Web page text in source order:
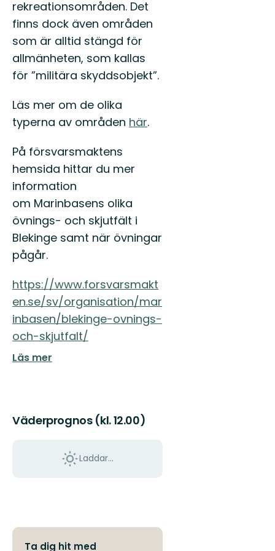
rekreationsområden. Det
finns dock även områden
som är alltid stängd för
allmänheten, som kallas
för ”militära skyddsobjekt”.
Läs mer om de olika
typerna av områden här.
På försvarsmaktens
hemsida hittar du mer
information
om Marinbasens olika
övnings- och skjutfält i
Blekinge samt när övningar
pågår.
https://www.forsvarsmakt
en.se/sv/organisation/mar
inbasen/blekinge-ovnings-
och-skjutfalt/
Läs mer
Väderprognos (kl. 12.00)
Laddar...
Ta dig hit med